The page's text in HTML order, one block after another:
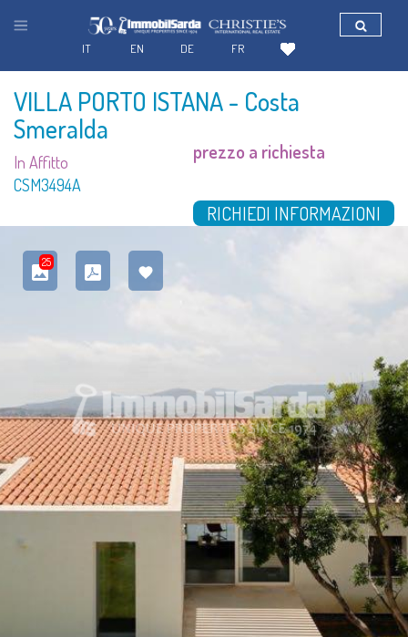
VILLA PORTO ISTANA- Costa
Smeralda
In Affitto
CSM3494A
prezzo a richiesta
RICHIEDI INFORMAZIONI
25
FR
DE
EN
IT